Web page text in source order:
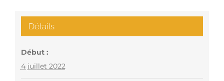
Détails
Début :
4 juillet 2022